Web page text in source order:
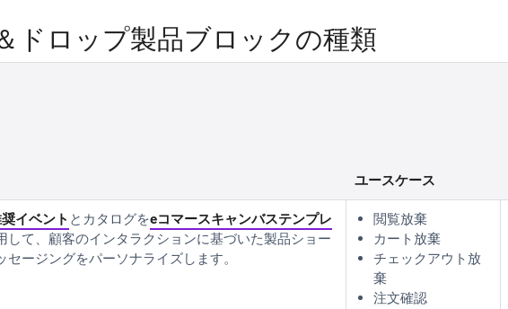
ドロップ製品ブロックの種類
ユースケース
イベント とカタログをeコマースキャンバステンプレ
して、顧客のインタラクションに基づいた製品ショー
セージングをパーソナライズします。
閲覧放棄
カート放棄
チェックアウト放
棄
注文確認